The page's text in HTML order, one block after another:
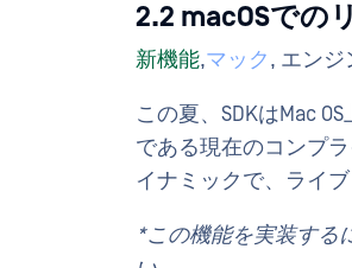
2.2 macOSでの
新機能,マック, エン
この夏、SDKはMac
である現在のコンプ
イナミックで、ライ
*この機能を実装する